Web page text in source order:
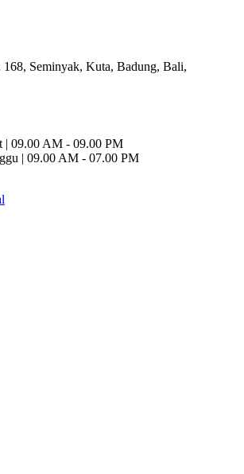
168, Seminyak, Kuta, Badung, Bali,
| 09.00 AM - 09.00 PM
| 09.00 AM - 07.00 PM